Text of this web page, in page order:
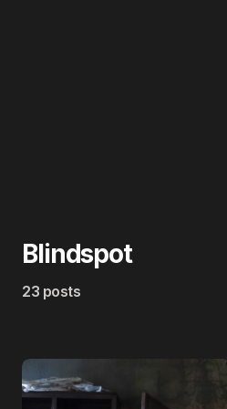
Blindspot
23 posts